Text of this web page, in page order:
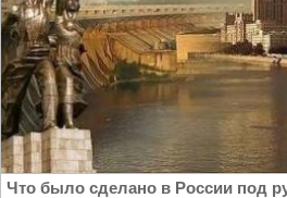
Что было сделано в России под